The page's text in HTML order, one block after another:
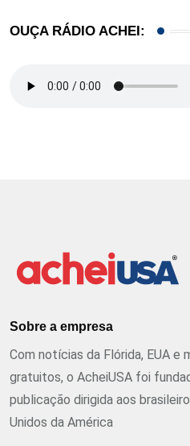
OUÇA RÁDIO ACHEI:
Sobre a empresa
Com notícias da Flórida, EUA e
gratuitos, o AcheiUSA foi
publicação dirigida aos
Unidos da América